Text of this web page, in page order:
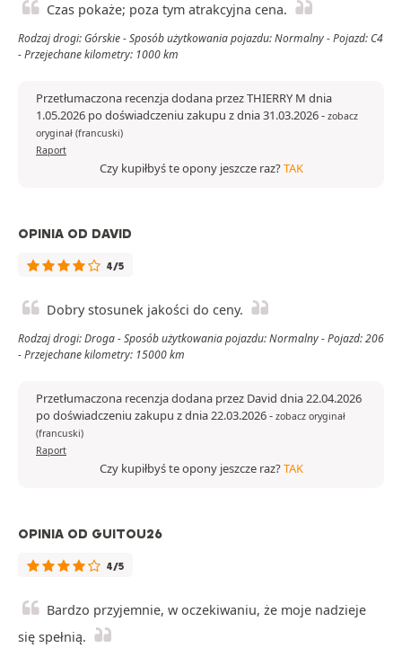
Czas pokaże; poza tym atrakcyjna cena.
Rodzaj drogi: Górskie - Sposób użytkowania pojazdu: Normalny - Pojazd: C4
- Przejechane kilometry: 1000 km
Przetłumaczona recenzja dodana przez THIERRY M dnia
1.05.2026 po doświadczeniu zakupu z dnia 31.03.2026- zobacz
oryginał (francuski)
Raport
Czy kupiłbyś te opony jeszcze raz?TAK
OPINIA OD DAVID
4/5
Dobry stosunek jakości do ceny.
Rodzaj drogi: Droga - Sposób użytkowania pojazdu: Normalny - Pojazd: 206
- Przejechane kilometry: 15000 km
Przetłumaczona recenzja dodana przez David dnia 22.04.2026
po doświadczeniu zakupu z dnia 22.03.2026- zobacz oryginał
(francuski)
Raport
Czy kupiłbyś te opony jeszcze raz?TAK
OPINIA OD GUITOU26
4/5
Bardzo przyjemnie, w oczekiwaniu, że moje nadzieje
się spełnią.